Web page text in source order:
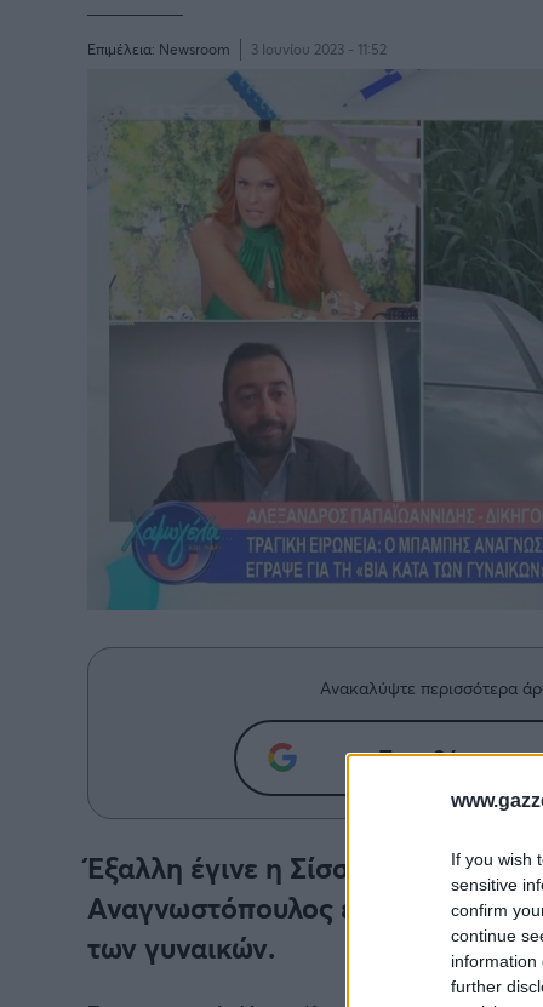
If you wish
sensitive
confirm
continue
information
further
Επιμέλεια: Newsroom 3 Ιουνίου 2023 - 11:52
Ανακαλύψτε περισσότερα
Προσθήκη του
Έξαλλη έγινε η Σίσσυ Χρηστίδου
Αναγνωστόπουλος έδωσε
των γυναικών.